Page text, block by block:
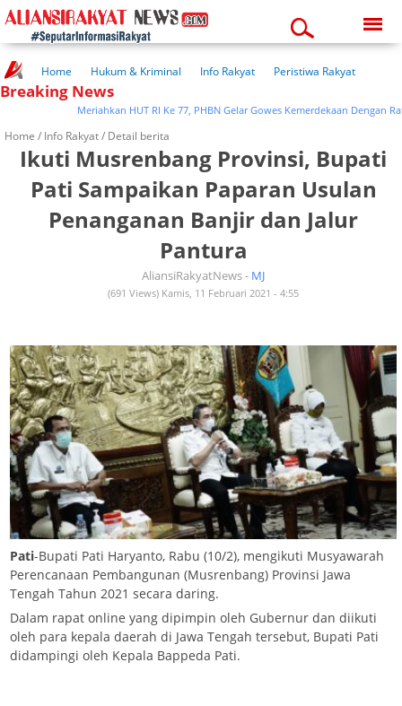
06:47:15 am
Home Hukum & Kriminal Info Rakyat
Peristiwa Rakyat
Kuliner Rakyat
Wisata Rakyat
Kesehatan
Breaking News
Meriahkan HUT RI Ke 77, PHBN Gelar Gowes Kemerdekaan Dengan
Home / Info Rakyat/ Detail berita
Ikuti Musrenbang Provinsi, Bupati
Pati Sampaikan Paparan Usulan
Penanganan Banjir dan Jalur
Pantura
AliansiRakyatNews - MJ
(691 Views) Kamis, 11 Februari 2021 - 4:55
Pati-Bupati Pati Haryanto, Rabu (10/2), mengikuti Musyawarah
Perencanaan Pembangunan (Musrenbang) Provinsi Jawa
Tengah Tahun 2021 secara daring.
Dalam rapat online yang dipimpin oleh Gubernur dan diikuti
oleh para kepala daerah di Jawa Tengah tersebut, Bupati Pati
didampingi oleh Kepala Bappeda Pati.